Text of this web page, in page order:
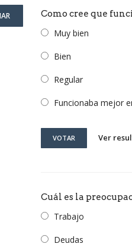
Como cree que
Muy bien
Bien
Regular
Funcionaba mejor
VOTAR Ver
Cuál es la
Trabajo
Deudas